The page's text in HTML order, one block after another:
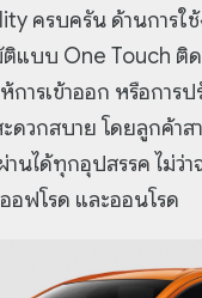
ครบครัน ด้านการใ
แบบ One Touch ติ
การเข้าออก หรือกา
ดวกสบาย โดยลูกค้าส
านได้ทุกอุปสรรค ไม่ว่
ฟโรด และออนโรด